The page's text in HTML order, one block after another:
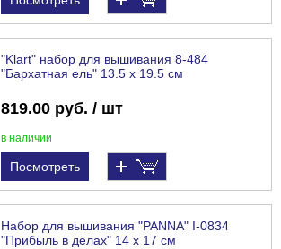
"Klart" набор для вышивания 8-484
"Бархатная ель" 13.5 х 19.5 см
819.00 руб. / шт
в наличии
Посмотреть
Набор для вышивания "PANNA" I-0834
"Прибыль в делах" 14 х 17 см